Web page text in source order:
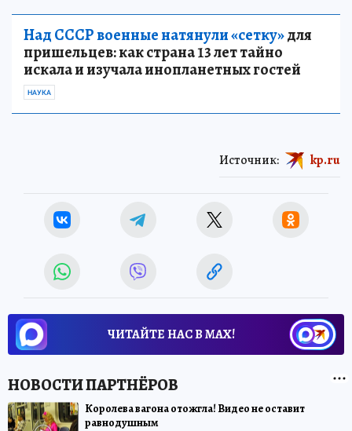
Над СССР военные натянули «сетку»для
пришельцев: как страна 13 лет тайно
искала и изучала инопланетных гостей
НАУКА
Источник: kp.ru
ЧИТАЙТЕ НАС В МАХ!
Королева вагона отожгла! Видео не оставит
равнодушным